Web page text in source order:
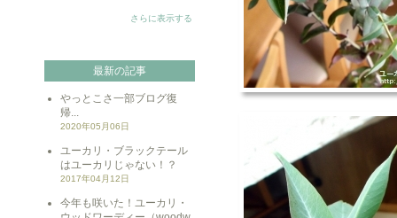
さらに表示する
最新の記事
やっとこさ一部ブログ復
帰...
2020年05月06日
ユーカリ・ブラックテール
はユーカリじゃない！？
2017年04月12日
今年も咲いた！ユーカリ・